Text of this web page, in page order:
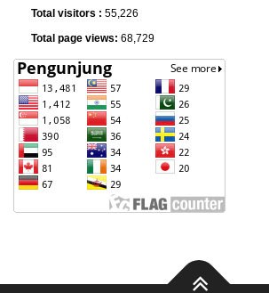
Total visitors : 55,226
Total page views: 68,729